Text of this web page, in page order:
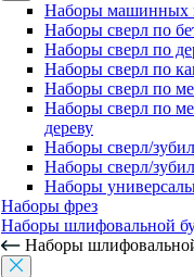
Наборы машинных
Наборы сверл по
Наборы сверл по
Наборы сверл по
Наборы сверл по
Наборы сверл по
дереву
Наборы сверл/
Наборы сверл/
Наборы
Наборы фрез
Наборы шлифовальной
Наборы